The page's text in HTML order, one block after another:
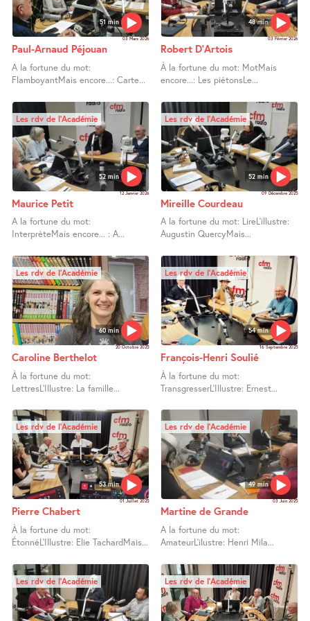
51 min
03 Mars 2026
Paul-Arnaud Péjouan
A la fortune du mot:
FlamboyantMais encore...: Carte...
48 min
03 Février 2026
Robert D’Artois
À la fortune du mot: MotMais
encore...: Les piétonsLe...
52 min
Les rdv de l’Académie
12 Janvier 2026
Maurice Petit
A la fortune du mot:
InterprèteMais encore... : A...
52 min
Les rdv de l’Académie
09 Décembre 2025
Mireille Courdeau
A la fortune du mot: LireL’illustre:
Augustin QuercyMais...
60 min
Les rdv de l’Académie
20 Octobre 2025
Caroline Berthelot
À la fortune du mot:
LettresL’Illustre: La famille...
54 min
Les rdv de l’Académie
16 Septembre 2025
François-Henri Soulié
À la fortune du mot:
TransgresserL’Illustre: Ernest...
53 min
Les rdv de l’Académie
01 Juillet 2025
Pierre Chabert
À la fortune du mot:
ÉtonnéL’Illustre: Elie TachardMais...
49 min
Les rdv de l’Académie
03 Juin 2025
Martine de Grande
A la fortune du mot:
AmateurL’ilustre: Henri Mila...
Les rdv de l’Académie Les rdv de l’Académie